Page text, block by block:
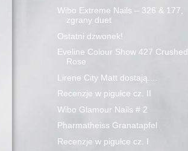
Wibo Extreme Nails – 326 & 177,
zgrany duet
Ostatni dzwonek!
Eveline Colour Show 427 Crushed
Rose
Lirene City Matt dostają....
Recenzje w pigułce cz. II
Wibo Glamour Nails # 2
Pharmatheiss Granatapfel
Recenzje w pigułce cz. I